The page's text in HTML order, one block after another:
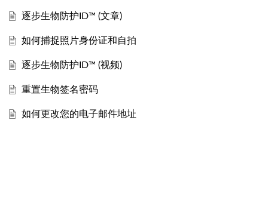
逐步生物防护ID™ (文章)
如何捕捉照片身份证和自拍
逐步生物防护ID™ (视频)
重置生物签名密码
如何更改您的电子邮件地址